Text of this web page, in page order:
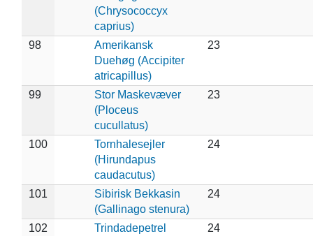
(Chrysococcyx
caprius)
98
Amerikansk
Duehøg (Accipiter
atricapillus)
23
99
Stor Maskevæver
(Ploceus
cucullatus)
23
100
Tornhalesejler
(Hirundapus
caudacutus)
24
101
Sibirisk Bekkasin
(Gallinago stenura)
24
102
Trindadepetrel
24